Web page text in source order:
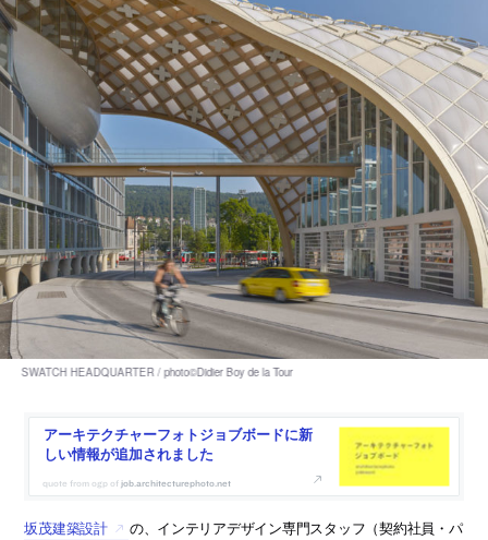
アーキテクチャーフォトジョブボードに新
しい情報が追加されました
job.architecturephoto.net
坂茂建築設計
の、インテリアデザイン専門スタッフ（契約社員・パ